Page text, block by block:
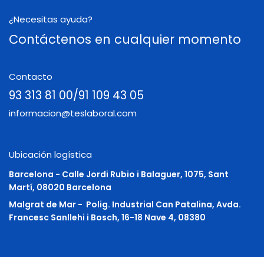
¿Necesitas ayuda?
Contáctenos en cualquier momento
Contacto
93 313 81 00/91 109 43 05
informacion@teslaboral.com
Ubicación logística
Barcelona - Calle Jordi Rubio i Balaguer, 1075, Sant
Martí, 08020 Barcelona
Malgrat de Mar - Polig. Industrial Can Patalina, Avda.
Francesc Sanllehi i Bosch, 16-18 Nave 4, 08380